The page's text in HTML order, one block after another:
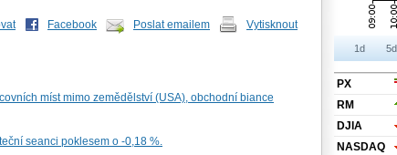
Facebook Poslat emailem Vytisknout
míst mimo zemědělství (USA), obchodní biance
seanci poklesem o -0,18 %.
1d 5d
PX
RM
DJIA
NASDAQ